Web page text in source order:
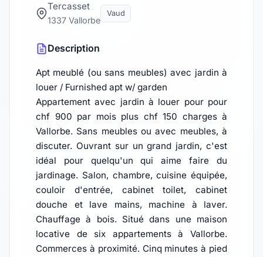
Tercasset
1337 Vallorbe
Vaud
Description
Apt meublé (ou sans meubles) avec jardin à
louer / Furnished apt w/ garden
Appartement avec jardin à louer pour pour
chf 900 par mois plus chf 150 charges à
Vallorbe. Sans meubles ou avec meubles, à
discuter. Ouvrant sur un grand jardin, c'est
idéal pour quelqu'un qui aime faire du
jardinage. Salon, chambre, cuisine équipée,
couloir d'entrée, cabinet toilet, cabinet
douche et lave mains, machine à laver.
Chauffage à bois. Situé dans une maison
locative de six appartements à Vallorbe.
Commerces à proximité. Cinq minutes à pied